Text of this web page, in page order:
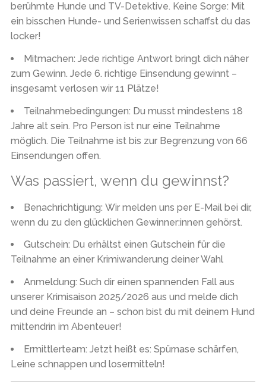
berühmte Hunde und TV-Detektive. Keine Sorge: Mit
ein bisschen Hunde- und Serienwissen schaffst du das
locker!
Mitmachen: Jede richtige Antwort bringt dich näher
zum Gewinn. Jede 6. richtige Einsendung gewinnt –
insgesamt verlosen wir 11 Plätze!
Teilnahmebedingungen: Du musst mindestens 18
Jahre alt sein. Pro Person ist nur eine Teilnahme
möglich. Die Teilnahme ist bis zur Begrenzung von 66
Einsendungen offen.
Was passiert, wenn du gewinnst?
Benachrichtigung: Wir melden uns per E-Mail bei dir,
wenn du zu den glücklichen Gewinner:innen gehörst.
Gutschein: Du erhältst einen Gutschein für die
Teilnahme an einer Krimiwanderung deiner Wahl
Anmeldung: Such dir einen spannenden Fall aus
unserer Krimisaison 2025/2026 aus und melde dich
und deine Freunde an – schon bist du mit deinem Hund
mittendrin im Abenteuer!
Ermittlerteam: Jetzt heißt es: Spürnase schärfen,
Leine schnappen und losermitteln!